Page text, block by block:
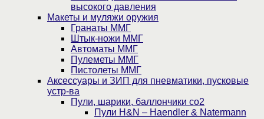
высокого давления
Макеты и муляжи оружия
Гранаты ММГ
Штык-ножи ММГ
Автоматы ММГ
Пулеметы ММГ
Пистолеты ММГ
Аксессуары и ЗИП для пневматики, пусковые
устр-ва
Пули, шарики, баллончики со2
Пули H&N – Haendler & Natermann